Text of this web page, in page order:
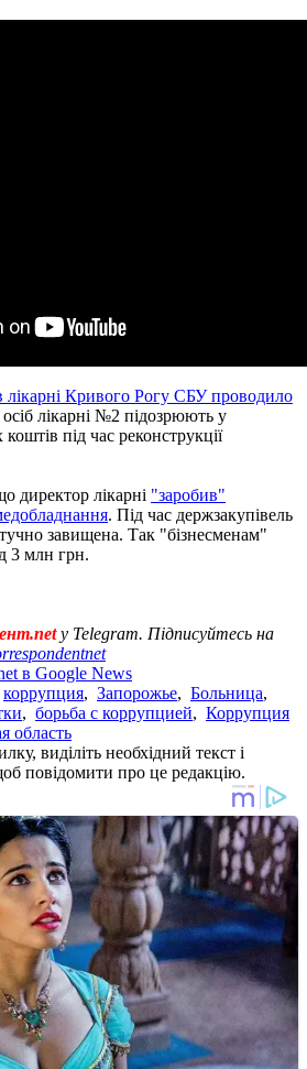
лікарні Кривого Рогу СБУ проводило
лікарні №2 підозрюють у
під час реконструкції
директор лікарні "заробив"
. Під час держзакупівель
завищена. Так "бізнесменам"
3 млн грн.
у Telegram. Підписуйтесь на
в Google News
коррупция, Запорожье, Больница,
, борьба с коррупцией, Коррупция
область
виділіть необхідний текст і
повідомити про це редакцію.